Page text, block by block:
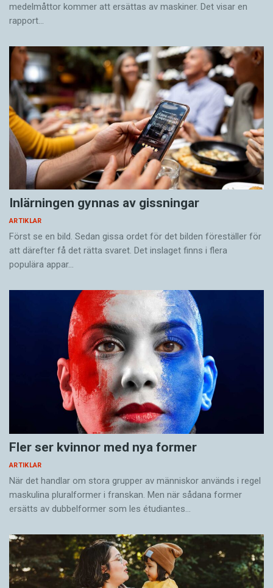
medelmåttor kommer att ersättas av maskiner. Det visar en
rapport…
Inlärningen gynnas av gissningar
ARTIKLAR
Först se en bild. Sedan gissa ordet för det bilden föreställer för
att därefter få det rätta svaret. Det inslaget finns i flera
populära appar…
Fler ser kvinnor med nya former
ARTIKLAR
När det handlar om stora grupper av människor används i regel
maskulina pluralformer i franskan. Men när sådana ­former
ersätts av dubbel­former som les étudiantes…